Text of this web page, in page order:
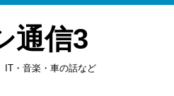
通信3
IT・音楽・車の話など